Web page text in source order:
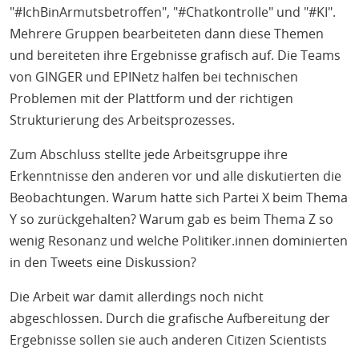
"#IchBinArmutsbetroffen", "#Chatkontrolle" und "#KI".
Mehrere Gruppen bearbeiteten dann diese Themen
und bereiteten ihre Ergebnisse grafisch auf. Die Teams
von GINGER und EPINetz halfen bei technischen
Problemen mit der Plattform und der richtigen
Strukturierung des Arbeitsprozesses.
Zum Abschluss stellte jede Arbeitsgruppe ihre
Erkenntnisse den anderen vor und alle diskutierten die
Beobachtungen. Warum hatte sich Partei X beim Thema
Y so zurückgehalten? Warum gab es beim Thema Z so
wenig Resonanz und welche Politiker.innen dominierten
in den Tweets eine Diskussion?
Die Arbeit war damit allerdings noch nicht
abgeschlossen. Durch die grafische Aufbereitung der
Ergebnisse sollen sie auch anderen Citizen Scientists